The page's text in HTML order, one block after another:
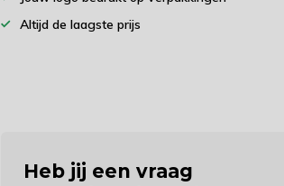
Altijd de laagste prijs
Heb jij een vraag